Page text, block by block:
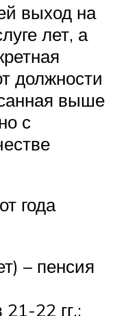
выход на
лет, а
должности
выше
с
года
– пенсия
21-22 гг.;